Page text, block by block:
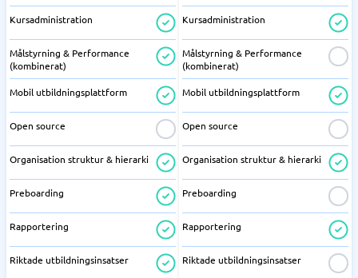
Kursadministration
Målstyrning & Performance
(kombinerat)
Mobil utbildningsplattform
Open source
Organisation struktur & hierarki
Preboarding
Rapportering
Riktade utbildningsinsatser
Kursadministration
Målstyrning & Performance
(kombinerat)
Mobil utbildningsplattform
Open source
Organisation struktur & hierarki
Preboarding
Rapportering
Riktade utbildningsinsatser